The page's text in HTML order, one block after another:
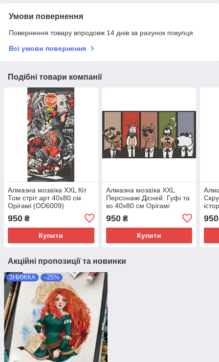
Умови повернення
Повернення товару впродовж 14 днів за рахунок покупця
Всі умови повернення
Подібні товари компанії
Алмазна мозаїка XXL Кіт
Том стріт арт 40х80 см
Орігамі (OD6009)
950 ₴
Купити
Алмазна мозаїка XXL
Персонажі Дісней. Гуфі та
ко 40х80 см Орігамі
950₴
Купити
950
Акційні пропозиції та новинки
ЗНИЖКА –25%